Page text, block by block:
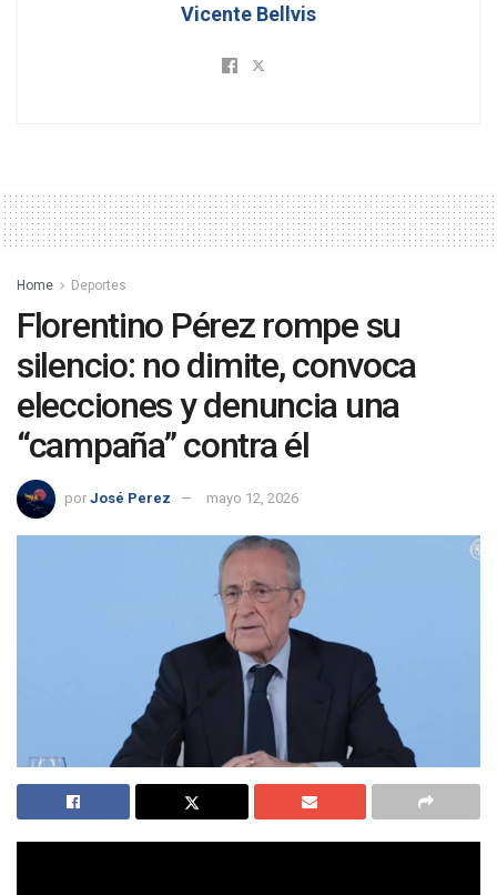
Vicente Bellvis
Home Deportes
Florentino Pérez rompe su
silencio: no dimite, convoca
elecciones y denuncia una
“campaña” contra él
por José Perez mayo 12, 2026